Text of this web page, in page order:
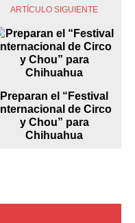
ARTÍCULO SIGUIENTE
Preparan el “Festival
Internacional de Circo
y Chou” para
Chihuahua